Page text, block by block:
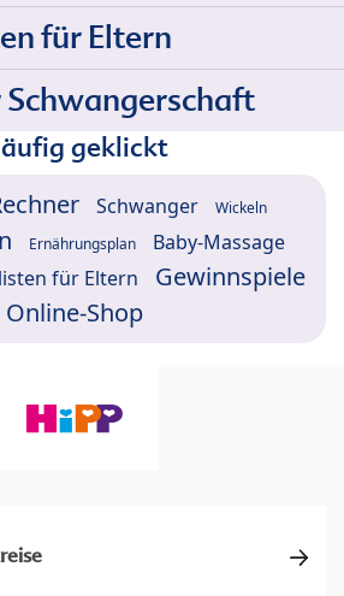
für Eltern
Schwangerschaft
geklickt
Schwanger Wickeln
Ernährungsplan Baby-Massage
für Eltern
Gewinnspiele
Online-Shop